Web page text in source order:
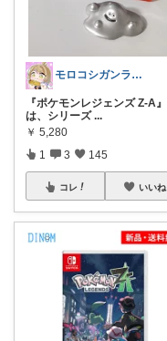
モロコシガンランス使い 独身のぼんちゃん
『ポケモンレジェンズ Z-A』
は、シリーズ ...
￥ 5,280
1 3 145
コレ いいね